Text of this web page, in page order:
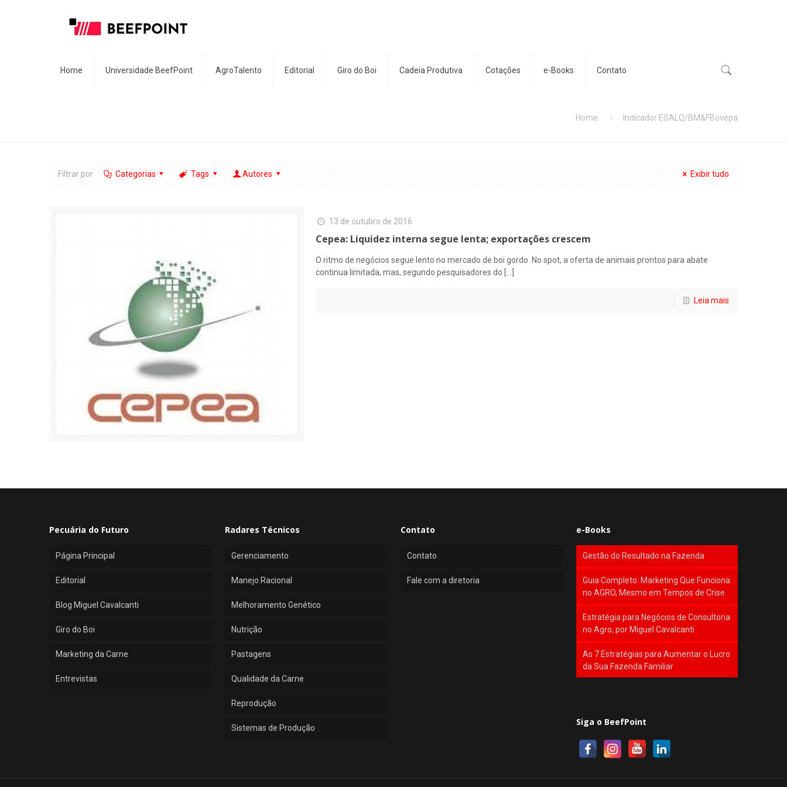
Home Universidade BeefPoint AgroTalento Editorial Giro do Boi Cadeia Produtiva Cotações e-Books Contato
Home Indicador ESALQ/BM&FBovepa
Filtrar por Categorias Tags Autores Exibir tudo
13 de outubro de 2016
Cepea: Liquidez interna segue lenta; exportações crescem
O ritmo de negócios segue lento no mercado de boi gordo. No spot, a oferta de animais prontos para abate
continua limitada, mas, segundo pesquisadores do
Leia mais
Pecuária do Futuro
Página Principal
Editorial
Blog Miguel Cavalcanti
Giro do Boi
Marketing da Carne
Entrevistas
Radares Técnicos
Gerenciamento
Manejo Racional
Melhoramento Genético
Nutrição
Pastagens
Qualidade da Carne
Reprodução
Sistemas de Produção
Contato
Contato
Fale com a diretoria
e-Books
Gestão do Resultado na Fazenda
Guia Completo: Marketing Que Funciona
no AGRO, Mesmo em Tempos de Crise
Estratégia para Negócios de Consultoria
no Agro, por Miguel Cavalcanti
As 7 Estratégias para Aumentar o Lucro
da Sua Fazenda Familiar
Siga o BeefPoint